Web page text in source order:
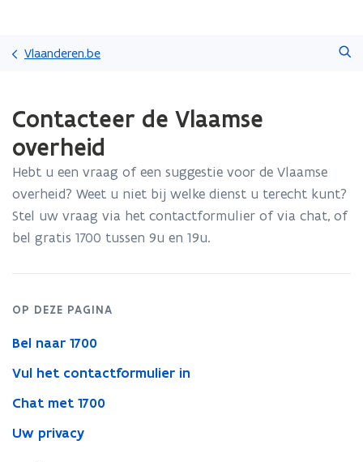
gaan
Vlaanderen.be
met
laden.
bevindt
zich
op:
Contacteer
Vlaamse
Contacteer de Vlaamse
overheid
Hebt u een vraag of een suggestie voor de Vlaamse
overheid? Weet u niet bij welke dienst u terecht kunt?
Stel uw vraag via het contactformulier of via chat, of
bel gratis 1700 tussen 9u en 19u.
OP DEZE PAGINA
Bel naar 1700
Vul het contactformulier in
Chat met 1700
Uw privacy